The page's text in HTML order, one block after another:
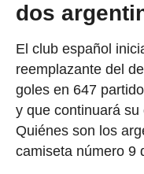
dos
El club español
reemplazante del
goles en 647
y que continuará
Quiénes son los
camiseta número 9